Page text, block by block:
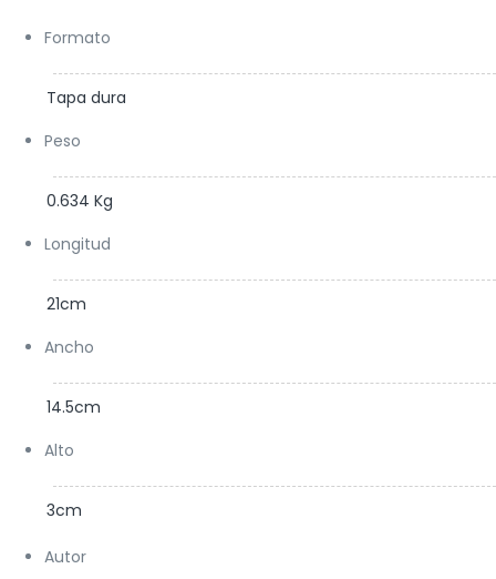
Formato
Tapa dura
Peso
0.634 Kg
Longitud
21cm
Ancho
14.5cm
Alto
3cm
Autor